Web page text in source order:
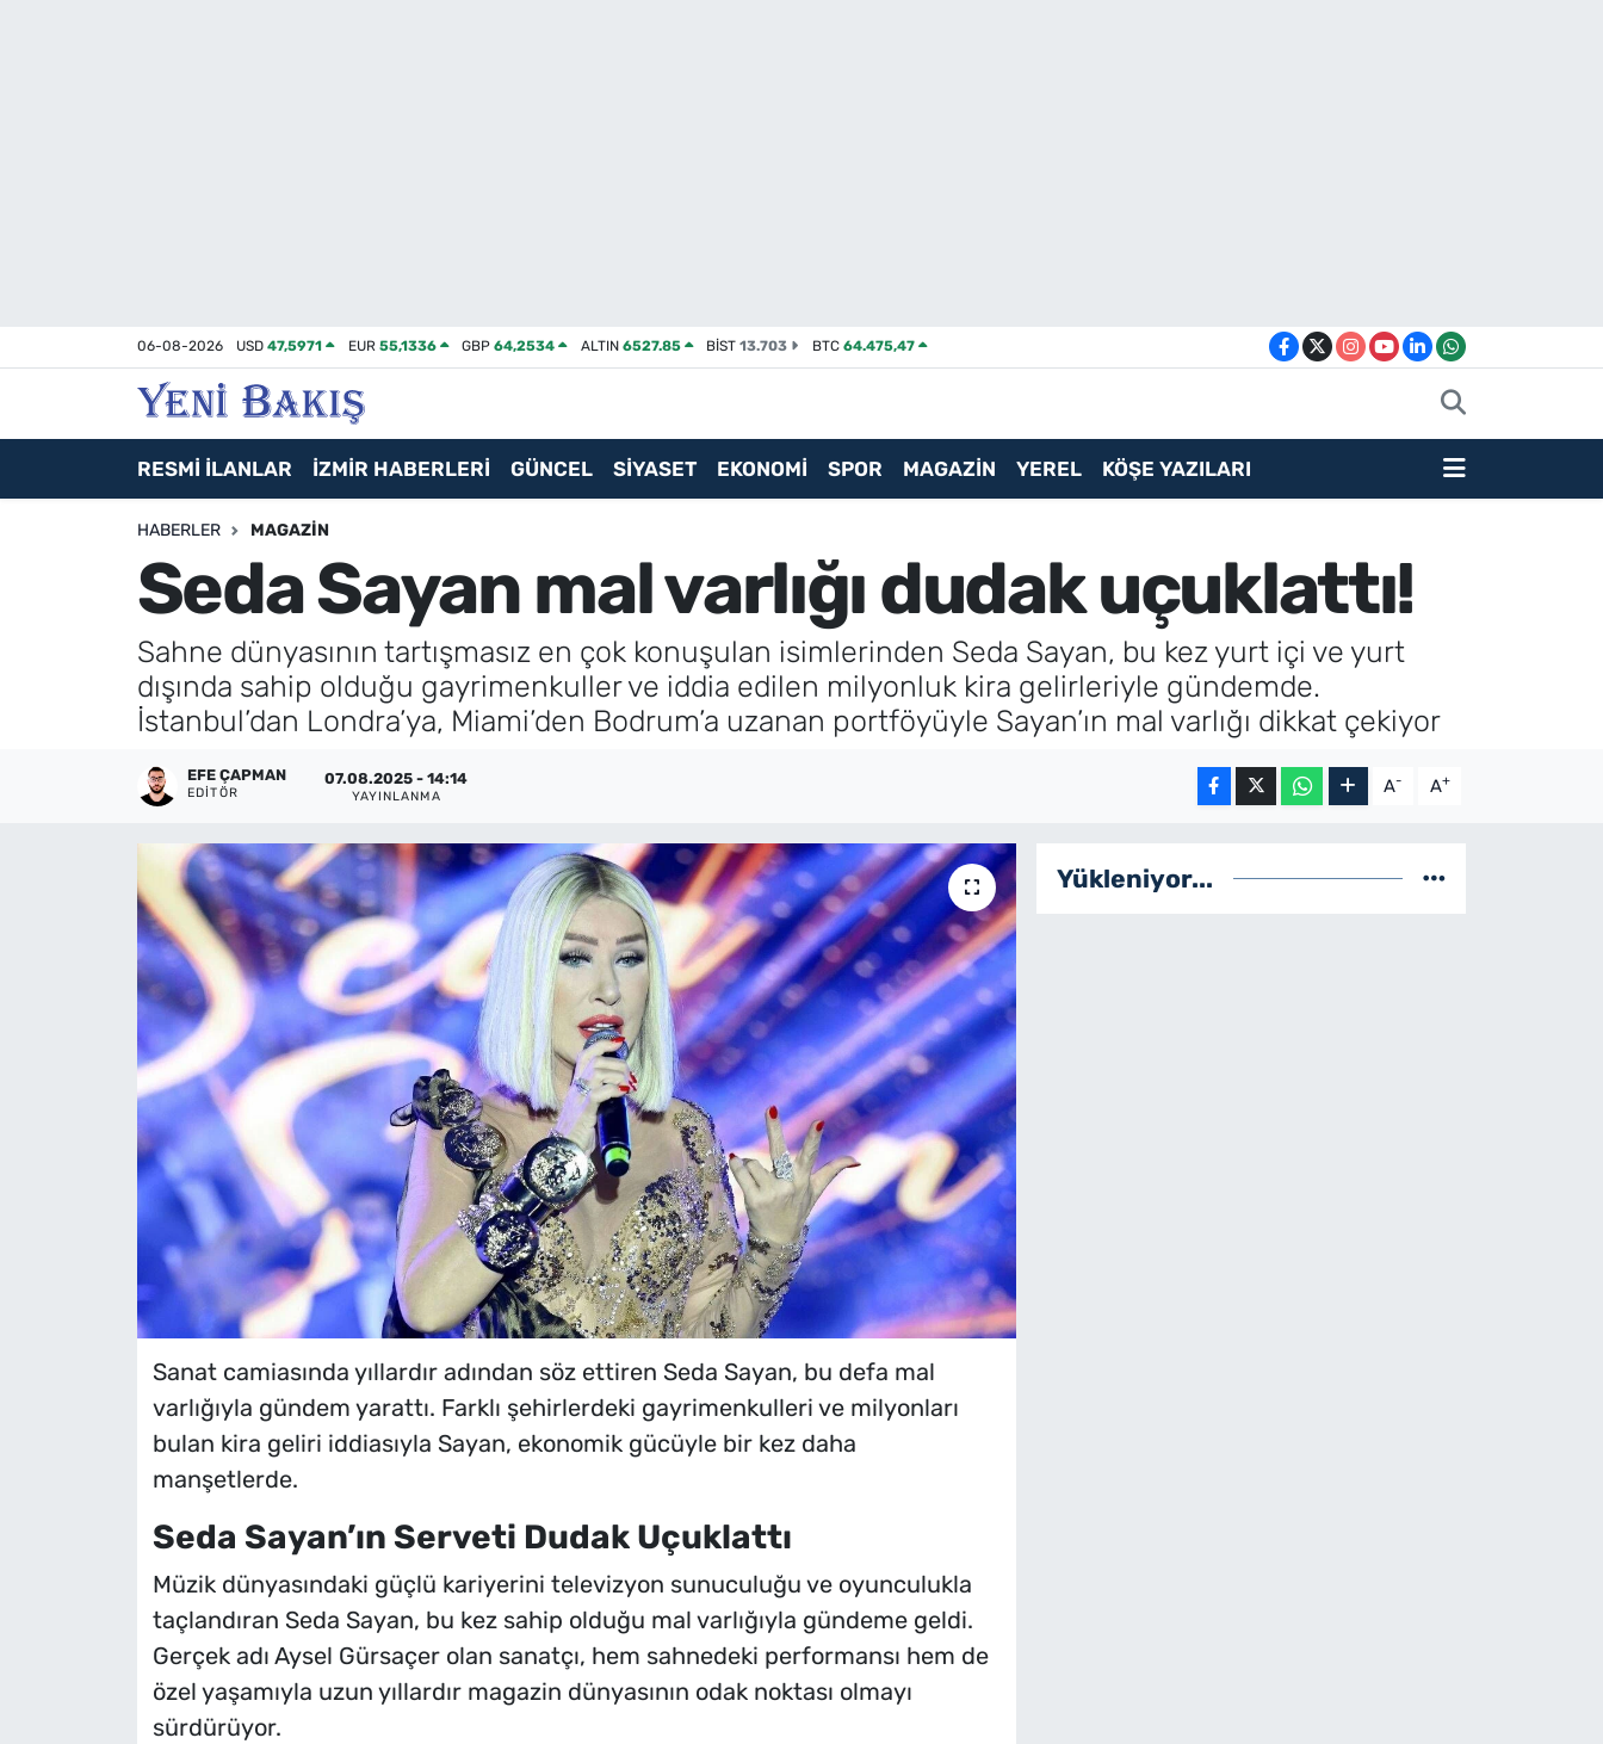
06-08-2026 USD47,5971 EUR 55,1336 GBP64,2534 ALTIN 6527.85 BİST13.703 BTC 64.475,47
RESMİ İLANLAR İZMİR HABERLERİ GÜNCEL SİYASET EKONOMİ SPOR MAGAZİN YEREL KÖŞE YAZILARI
HABERLER MAGAZIN
Seda Sayan mal varlığı dudak uçuklattı!
Sahne dünyasının tartışmasız en çok konuşulan isimlerinden Seda Sayan, bu kez yurt içi ve yurt
dışında sahip olduğu gayrimenkuller ve iddia edilen milyonluk kira gelirleriyle gündemde.
İstanbul’dan Londra’ya, Miami’den Bodrum’a uzanan portföyüyle Sayan’ın mal varlığı dikkat çekiyor
EFE ÇAPMAN
EDITÖR
07.08.2025 - 14:14
YAYINLANMA A- A+
Sanat camiasında yıllardır adından söz ettiren Seda Sayan, bu defa mal
varlığıyla gündem yarattı. Farklı şehirlerdeki gayrimenkulleri ve milyonları
bulan kira geliri iddiasıyla Sayan, ekonomik gücüyle bir kez daha
manşetlerde.
Seda Sayan’ın Serveti Dudak Uçuklattı
Müzik dünyasındaki güçlü kariyerini televizyon sunuculuğu ve oyunculukla
taçlandıran Seda Sayan, bu kez sahip olduğu mal varlığıyla gündeme geldi.
Gerçek adı Aysel Gürsaçer olan sanatçı, hem sahnedeki performansı hem de
özel yaşamıyla uzun yıllardır magazin dünyasının odak noktası olmayı
sürdürüyor.
Yükleniyor...
Asayiş / Polis-Adliye
Magazin
İletişim